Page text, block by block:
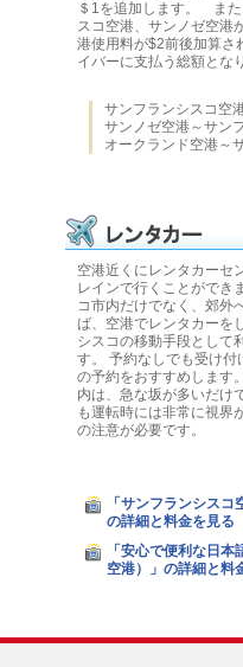
＄1を追加します。 また
スコ空港、サンノゼ空港
港使用料が$2前後加算さ
イバーに支払う総額とな
サンフランシスコ
サンノゼ空港～サ
オークランド空港
空港近くにレンタカーセ
レインで行くことができ
コ市内だけでなく、郊外
ば、空港でレンタカーを
シスコの移動手段として
す。 予約なしでも受け付
の予約をおすすめします
内は、急な坂が多いだけ
も運転時には非常に視界
の注意が必要です。
「サンフランシス
の詳細と料金を見る
「安心で便利な日
空港）」の詳細と料